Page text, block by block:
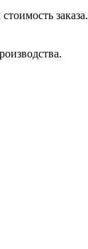
заказа.